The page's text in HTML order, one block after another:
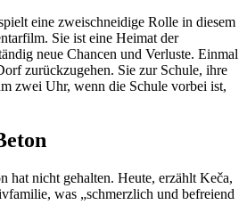
eine zweischneidige Rolle in diesem
Sie ist eine Heimat der
neue Chancen und Verluste. Einmal
zurückzugehen. Sie zur Schule, ihre
zwei Uhr, wenn die Schule vorbei ist,
hat nicht gehalten. Heute, erzählt Keča,
was „schmerzlich und befreiend